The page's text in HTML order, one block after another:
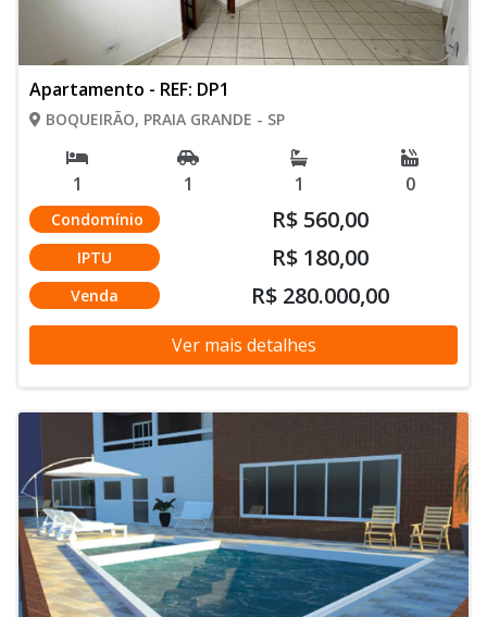
Apartamento - REF: DP1
BOQUEIRÃO, PRAIA GRANDE - SP
1 1 1 0
Condomínio R$ 560,00
IPTU R$ 180,00
Venda R$ 280.000,00
Ver mais detalhes